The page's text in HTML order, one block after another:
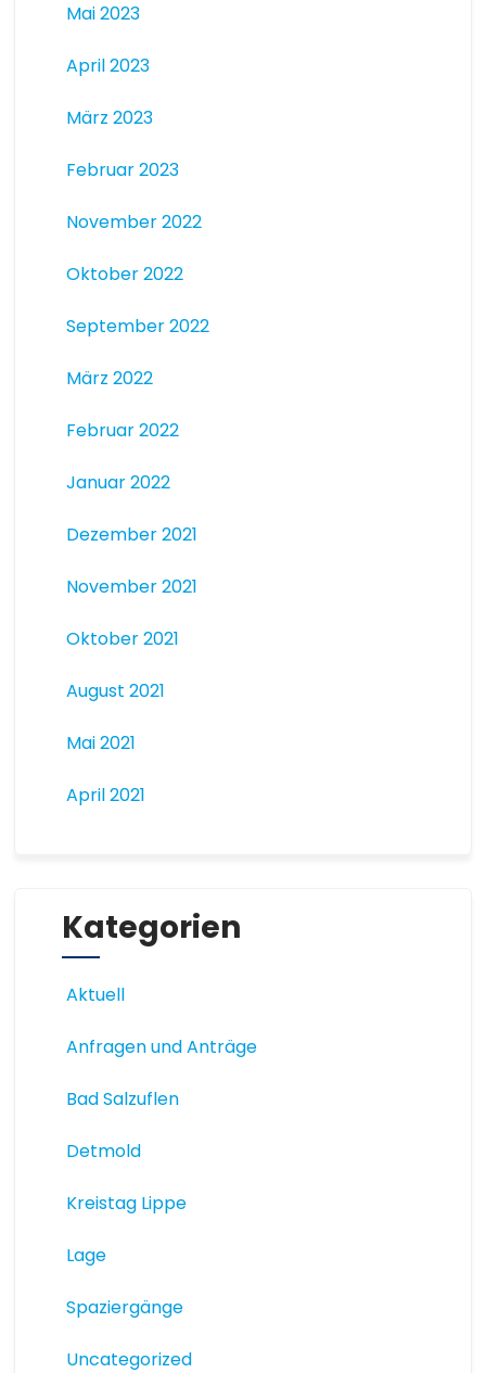
Mai 2023
April 2023
März 2023
Februar 2023
November 2022
Oktober 2022
September 2022
März 2022
Februar 2022
Januar 2022
Dezember 2021
November 2021
Oktober 2021
August 2021
Mai 2021
April 2021
Kategorien
Aktuell
Anfragen und Anträge
Bad Salzuflen
Detmold
Kreistag Lippe
Lage
Spaziergänge
Uncategorized